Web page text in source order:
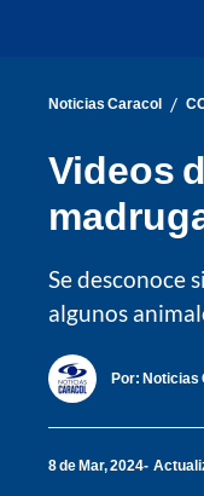
Noticias Caracol /
Videos
Se desconoce
algunos
Por: Noticias
8 de Mar, 2024